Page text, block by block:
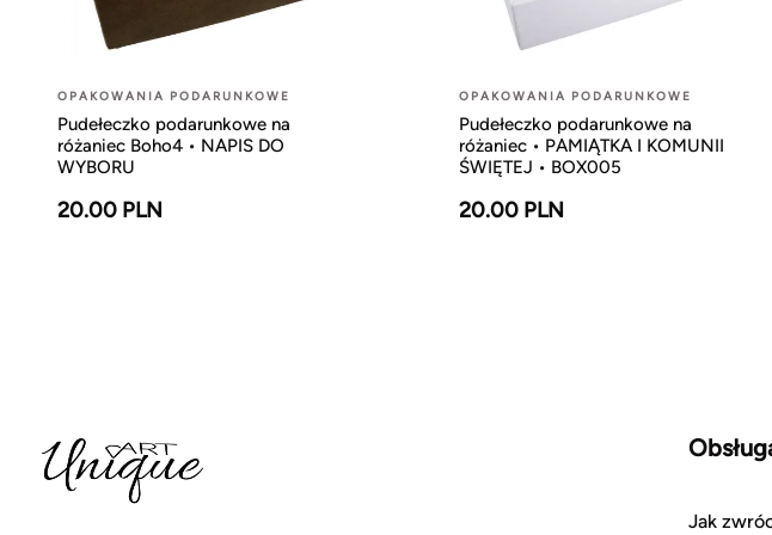
OPAKOWANIA PODARUNKOWE
Pudełeczko podarunkowe na
różaniec Boho4 • NAPIS DO
WYBORU
20.00 PLN
OPAKOWANIA PODARUNKOWE
Pudełeczko podarunkowe na
różaniec • PAMIĄTKA I KOMUNII
ŚWIĘTEJ • BOX005
20.00 PLN
Jak